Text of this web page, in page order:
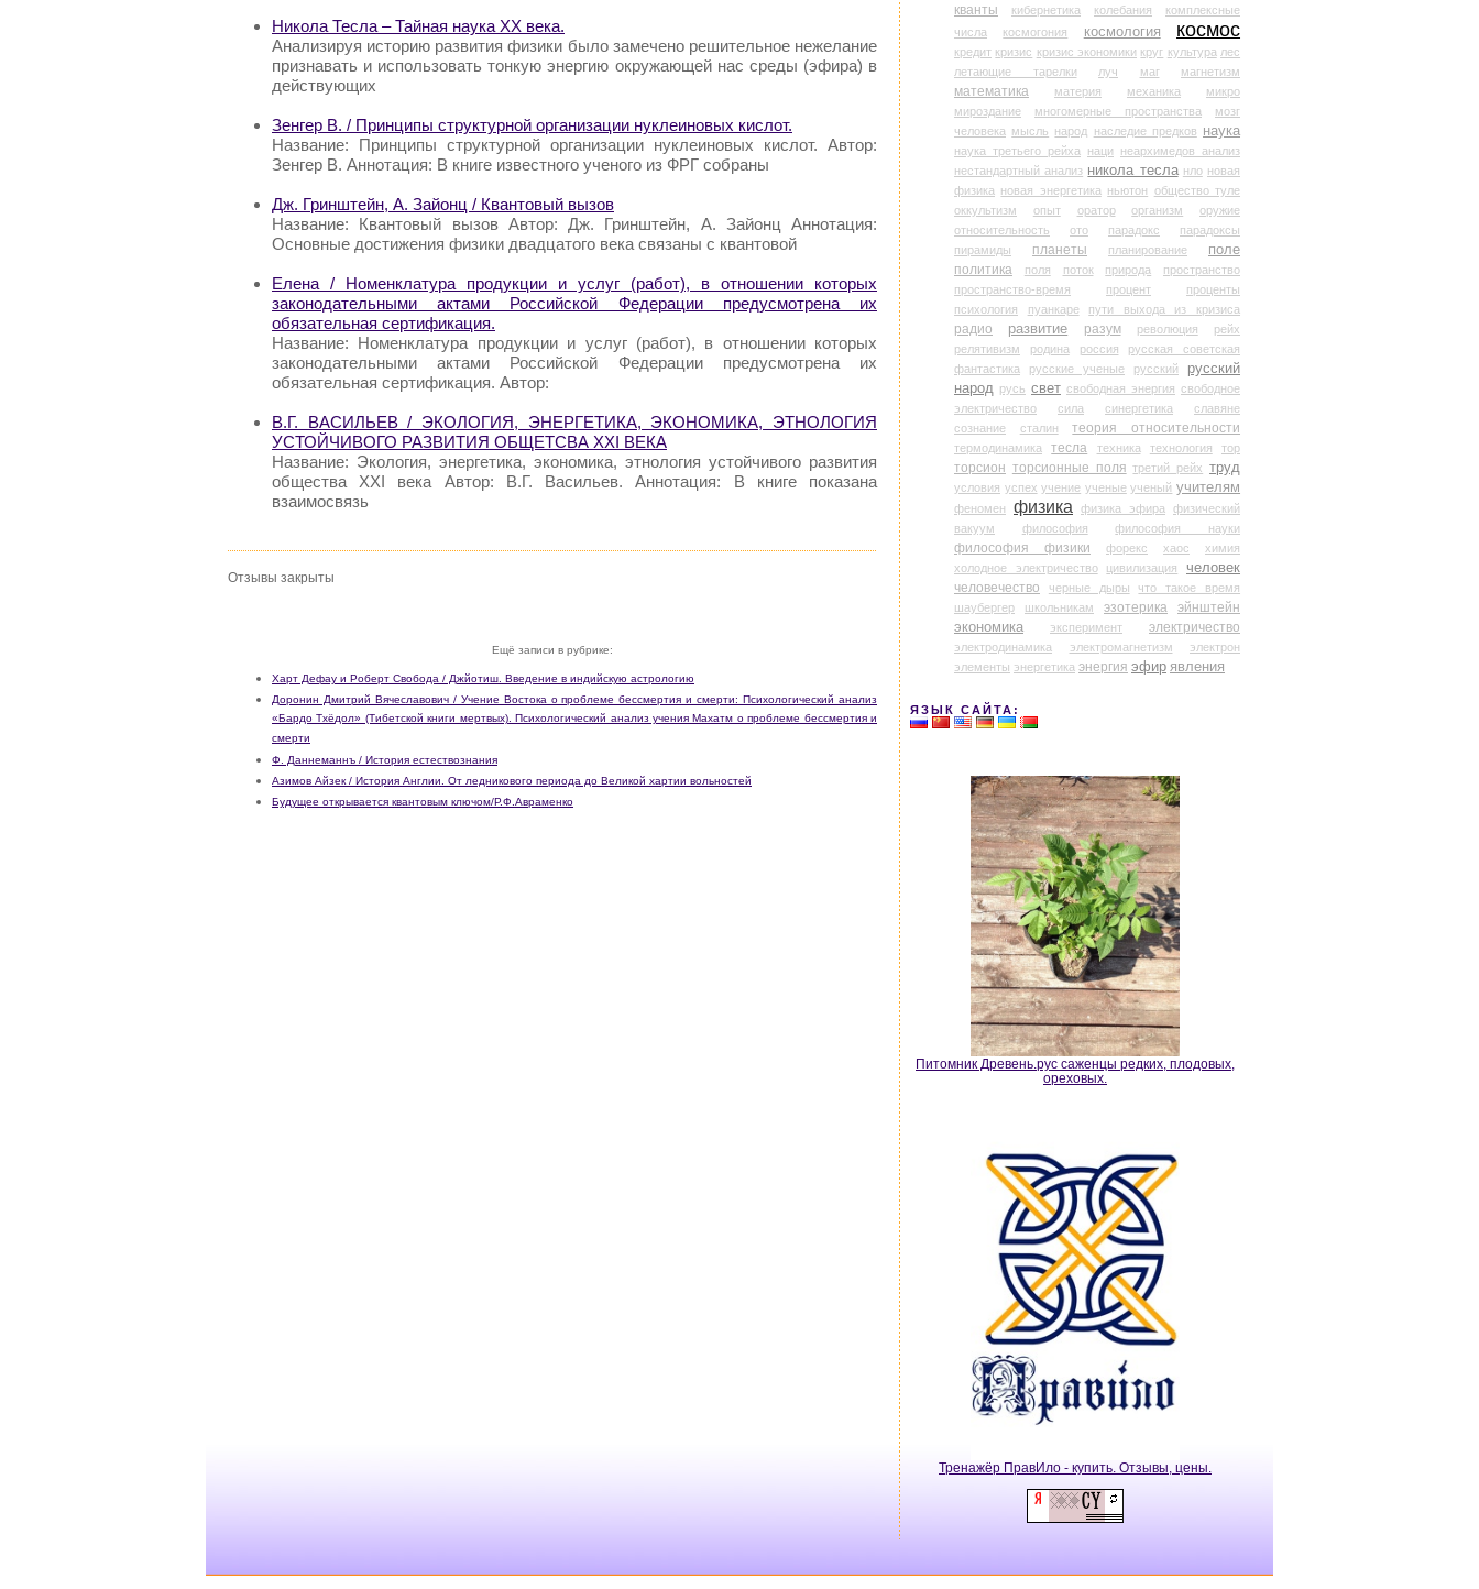
Никола Тесла – Тайная наука ХХ века.
Анализируя историю развития физики было замечено решительное нежелание
признавать и использовать тонкую энергию окружающей нас среды (эфира) в
действующих
Зенгер В. / Принципы структурной организации нуклеиновых кислот.
Название: Принципы структурной организации нуклеиновых кислот. Автор:
Зенгер В. Аннотация: В книге известного ученого из ФРГ собраны
Дж. Гринштейн, А. Зайонц / Квантовый вызов
Название: Квантовый вызов Автор: Дж. Гринштейн, А. Зайонц Аннотация:
Основные достижения физики двадцатого века связаны с квантовой
Елена / Номенклатура продукции и услуг (работ), в отношении которых
законодательными актами Российской Федерации предусмотрена их
обязательная сертификация.
Название: Номенклатура продукции и услуг (работ), в отношении которых
законодательными актами Российской Федерации предусмотрена их
обязательная сертификация. Автор:
В.Г. ВАСИЛЬЕВ / ЭКОЛОГИЯ, ЭНЕРГЕТИКА, ЭКОНОМИКА, ЭТНОЛОГИЯ
УСТОЙЧИВОГО РАЗВИТИЯ ОБЩЕТСВА XXI ВЕКА
Название: Экология, энергетика, экономика, этнология устойчивого развития
общества XXI века Автор: В.Г. Васильев. Аннотация: В книге показана
взаимосвязь
Отзывы закрыты
Ещё записи в рубрике:
Харт Дефау и Роберт Свобода / Джйотиш. Введение в индийскую астрологию
Доронин Дмитрий Вячеславович / Учение Востока о проблеме бессмертия и смерти: Психологический анализ
«Бардо Тхёдол» (Тибетской книги мертвых). Психологический анализ учения Махатм о проблеме бессмертия и
смерти
Ф. Даннеманнъ / История естествознания
Азимов Айзек / История Англии. От ледникового периода до Великой хартии вольностей
Будущее открывается квантовым ключом/Р.Ф.Авраменко
кванты кибернетика колебания
комплексные
числа
космогония космология космос
кредит кризис кризис экономики круг культура лес
летающие тарелки
луч маг магнетизм
математика материя механика
микро
мироздание
многомерные пространства
мозг
человека мысль народ наследие предков наука
наука третьего рейха наци
неархимедов анализ
нестандартный анализ никола тесла нло новая
физика новая энергетика ньютон общество туле
оккультизм
опыт оратор организм
оружие
относительность
ото парадокс
парадоксы
пирамиды
планеты планирование
поле
политика
поля поток природа
пространство
пространство-время
процент
проценты
психология
пуанкаре пути выхода из кризиса
радио развитие разум революция
рейх
релятивизм
родина россия
русская советская
фантастика
русские ученые русский
русский
народ русь свет свободная энергия свободное
электричество
сила синергетика
славяне
сознание
сталин теория относительности
термодинамика тесла техника технология тор
торсион торсионные поля третий рейх труд
условия успех учение ученые ученый учителям
феномен физика физика эфира
физический
вакуум
философия философия науки
философия физики форекс хаос
химия
холодное электричество
цивилизация человек
человечество черные дыры
что такое время
шаубергер
школьникам эзотерика
эйнштейн
экономика
эксперимент электричество
электродинамика электромагнетизм
электрон
элементы энергетика энергия эфир явления
ЯЗЫК САЙТА:
Питомник Древень.рус саженцы редких, плодовых,
ореховых.
Тренажёр ПравИло - купить. Отзывы, цены.